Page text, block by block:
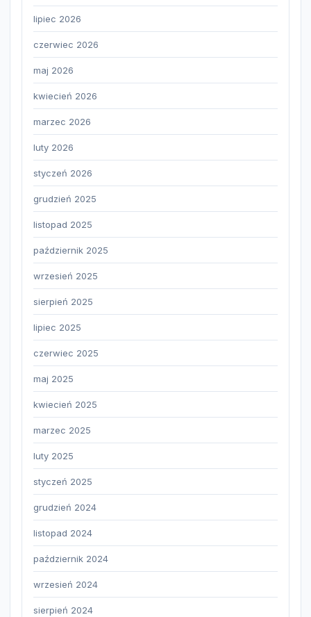
lipiec 2026
czerwiec 2026
maj 2026
kwiecień 2026
marzec 2026
luty 2026
styczeń 2026
grudzień 2025
listopad 2025
październik 2025
wrzesień 2025
sierpień 2025
lipiec 2025
czerwiec 2025
maj 2025
kwiecień 2025
marzec 2025
luty 2025
styczeń 2025
grudzień 2024
listopad 2024
październik 2024
wrzesień 2024
sierpień 2024